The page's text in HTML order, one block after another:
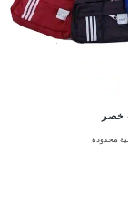
خصر
محدودة